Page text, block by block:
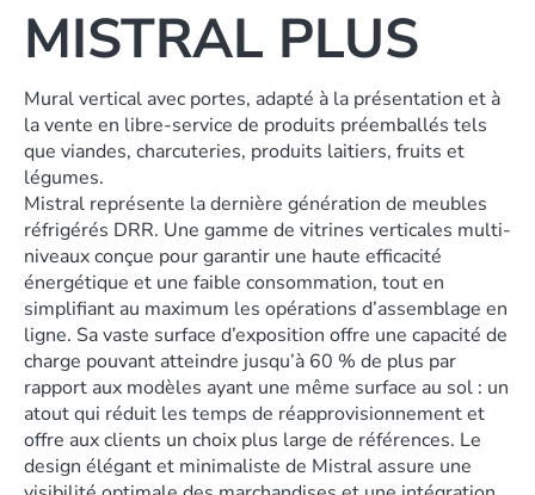
MISTRAL PLUS
Mural vertical avec portes, adapté à la présentation et à
la vente en libre-service de produits préemballés tels
que viandes, charcuteries, produits laitiers, fruits et
légumes.
Mistral représente la dernière génération de meubles
réfrigérés DRR. Une gamme de vitrines verticales multi-
niveaux conçue pour garantir une haute efficacité
énergétique et une faible consommation, tout en
simplifiant au maximum les opérations d’assemblage en
ligne. Sa vaste surface d’exposition offre une capacité de
charge pouvant atteindre jusqu’à 60 % de plus par
rapport aux modèles ayant une même surface au sol : un
atout qui réduit les temps de réapprovisionnement et
offre aux clients un choix plus large de références. Le
design élégant et minimaliste de Mistral assure une